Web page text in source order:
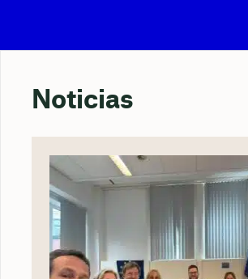
Noticias